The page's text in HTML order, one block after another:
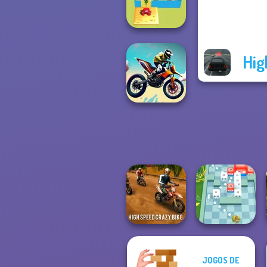
City Rider
Alphabet Lore
Maze
JOGOS DE